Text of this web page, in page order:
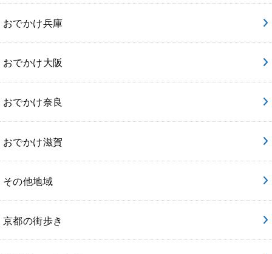
おでかけ兵庫
おでかけ大阪
おでかけ奈良
おでかけ滋賀
その他地域
京都の街歩き